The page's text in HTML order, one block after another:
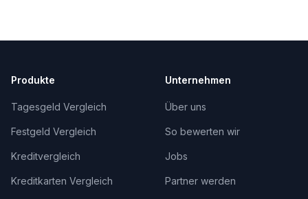
Produkte
Tagesgeld Vergleich
Festgeld Vergleich
Kreditvergleich
Kreditkarten Vergleich
Unternehmen
Über uns
So bewerten wir
Jobs
Partner werden